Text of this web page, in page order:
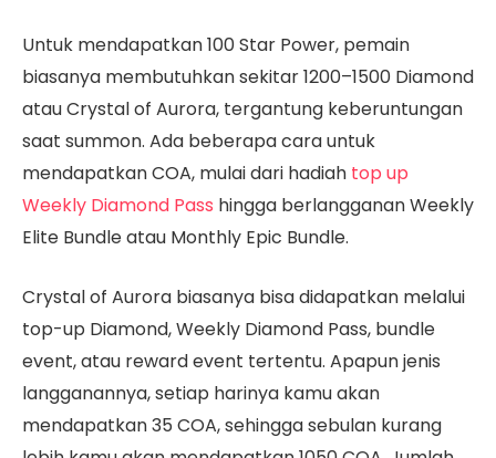
Untuk mendapatkan 100 Star Power, pemain
biasanya membutuhkan sekitar 1200–1500 Diamond
atau Crystal of Aurora, tergantung keberuntungan
saat summon. Ada beberapa cara untuk
mendapatkan COA, mulai dari hadiah top up
Weekly Diamond Pass hingga berlangganan Weekly
Elite Bundle atau Monthly Epic Bundle.
Crystal of Aurora biasanya bisa didapatkan melalui
top-up Diamond, Weekly Diamond Pass, bundle
event, atau reward event tertentu. Apapun jenis
langganannya, setiap harinya kamu akan
mendapatkan 35 COA, sehingga sebulan kurang